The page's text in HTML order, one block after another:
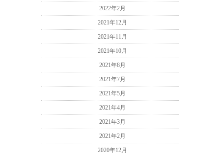
2022年2月
2021年12月
2021年11月
2021年10月
2021年8月
2021年7月
2021年5月
2021年4月
2021年3月
2021年2月
2020年12月